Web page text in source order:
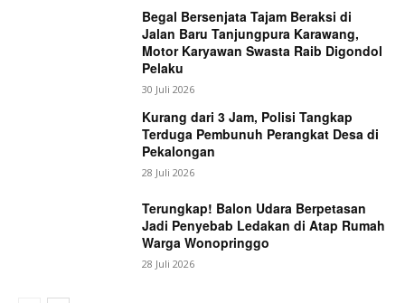
Begal Bersenjata Tajam Beraksi di
Jalan Baru Tanjungpura Karawang,
Motor Karyawan Swasta Raib Digondol
Pelaku
30 Juli 2026
Kurang dari 3 Jam, Polisi Tangkap
Terduga Pembunuh Perangkat Desa di
Pekalongan
28 Juli 2026
Terungkap! Balon Udara Berpetasan
Jadi Penyebab Ledakan di Atap Rumah
Warga Wonopringgo
28 Juli 2026